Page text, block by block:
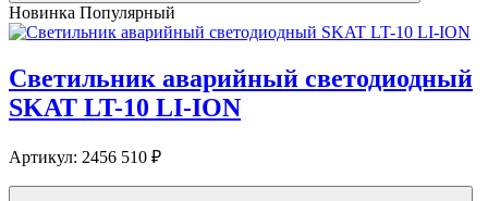
Новинка Популярный
Светильник аварийный светодиодный
SKAT LT-10 LI-ION
Артикул: 2456 510 ₽